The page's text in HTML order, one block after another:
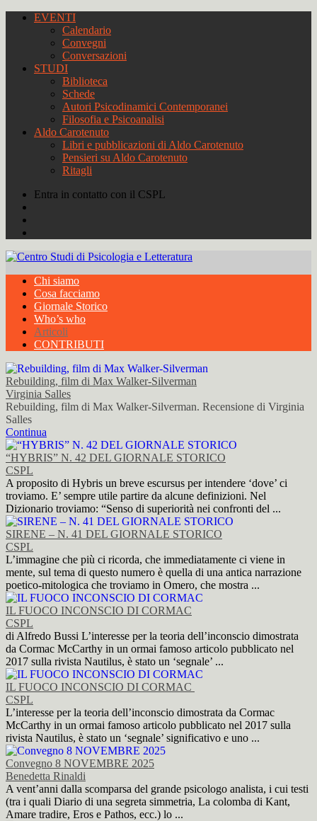
EVENTI
Calendario
Convegni
Conversazioni
STUDI
Biblioteca
Schede
Autori Psicodinamici Contemporanei
Filosofia e Psicoanalisi
Aldo Carotenuto
Libri e pubblicazioni di Aldo Carotenuto
Pensieri su Aldo Carotenuto
Ritagli
Entra in contatto con il CSPL
Chi siamo
Cosa facciamo
Giornale Storico
Who’s who
Articoli
CONTRIBUTI
Rebuilding, film di Max Walker-Silverman
Virginia Salles
Rebuilding, film di Max Walker-Silverman. Recensione di Virginia
Salles
Continua
“HYBRIS” N. 42 DEL GIORNALE STORICO
CSPL
A proposito di Hybris un breve escursus per intendere ‘dove’ ci
troviamo. E’ sempre utile partire da alcune definizioni. Nel
Dizionario troviamo: “Senso di superiorità nei confronti del ...
SIRENE – N. 41 DEL GIORNALE STORICO
CSPL
L’immagine che più ci ricorda, che immediatamente ci viene in
mente, sul tema di questo numero è quella di una antica narrazione
poetico-mitologica che troviamo in Omero, che mostra ...
IL FUOCO INCONSCIO DI CORMAC
CSPL
di Alfredo Bussi L’interesse per la teoria dell’inconscio dimostrata
da Cormac McCarthy in un ormai famoso articolo pubblicato nel
2017 sulla rivista Nautilus, è stato un ‘segnale’ ...
IL FUOCO INCONSCIO DI CORMAC
CSPL
L’interesse per la teoria dell’inconscio dimostrata da Cormac
McCarthy in un ormai famoso articolo pubblicato nel 2017 sulla
rivista Nautilus, è stato un ‘segnale’ significativo e uno ...
Convegno 8 NOVEMBRE 2025
Benedetta Rinaldi
A vent’anni dalla scomparsa del grande psicologo analista, i cui testi
(tra i quali Diario di una segreta simmetria, La colomba di Kant,
Amare tradire, Eros e Pathos, ecc.) lo ...